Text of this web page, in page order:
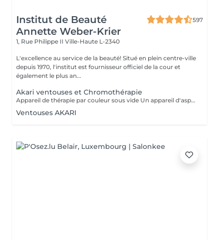
Institut de Beauté
Annette Weber-Krier
597
1, Rue Philippe II Ville-Haute L-2340
L'excellence au service de la beauté! Situé en plein centre-ville
depuis 1970, l'institut est fournisseur officiel de la cour et
également le plus an...
Akari ventouses et Chromothérapie
Appareil de thérapie par couleur sous vide Un appareil d'aspiration - complété avec 21 couleurs (barre de couleurs Akari). APPLICATIONS En cosmétique, en massage, en physiothérapie et dans le domaine médical. AVANTAGE En raison du vide, de la levée sans pression, la circulation sanguine et la lymphe sont stimulées. Ce vide est constant, finement contrôlé et réglable. Il a un train doux. Cela signifie qu'il peut également être utilisé sur les zones les plus sensibles - cicatrices, contour des yeux, lèvres, zones douloureuses ... APPLICATIONS POSSIBLES EN COSMÉTIQUE, Pour resserrer et affiner le visage (rides autour des yeux et des lèvres), cou et décolleté les bras supérieurs , ventre , hanche , cellulite DANS LE MASSAGE, drainage , réflexologie , tissu conjonctif, le drainage lymphatique , compensation des méridiens , dans les blessures sportives Pour le post-traitement des opérations faciales Possibilité d'utiliser une pyramide de cristal de roche pour faire des stimulations de couleur.
Ventouses AKARI